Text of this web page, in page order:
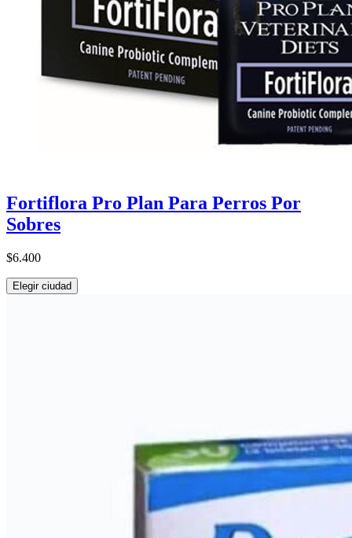
Fortiflora Pro Plan Para Perros Por
Sobres
$6.400
Elegir ciudad